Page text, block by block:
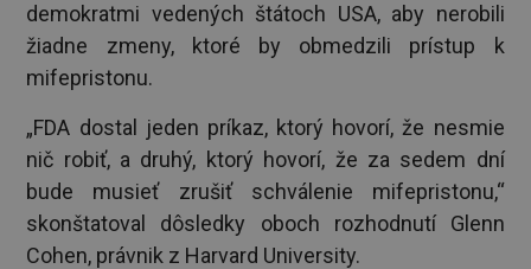
demokratmi vedených štátoch USA, aby nerobili
žiadne zmeny, ktoré by obmedzili prístup k
mifepristonu.
„FDA dostal jeden príkaz, ktorý hovorí, že nesmie
nič robiť, a druhý, ktorý hovorí, že za sedem dní
bude musieť zrušiť schválenie mifepristonu,“
skonštatoval dôsledky oboch rozhodnutí Glenn
Cohen, právnik z Harvard University.